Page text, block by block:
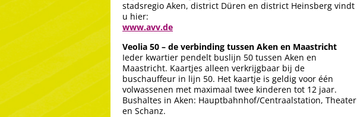
stadsregio Aken, district Düren en district Heinsberg vindt
u hier:
www.avv.de
Veolia 50 – de verbinding tussen Aken en Maastricht
Ieder kwartier pendelt buslijn 50 tussen Aken en
Maastricht. Kaartjes alleen verkrijgbaar bij de
buschauffeur in lijn 50. Het kaartje is geldig voor één
volwassenen met maximaal twee kinderen tot 12 jaar.
Bushaltes in Aken: Hauptbahnhof/Centraalstation, Theater
en Schanz.